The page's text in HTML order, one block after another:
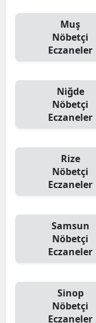
Muş
Nöbetçi
Eczaneler
Niğde
Nöbetçi
Eczaneler
Rize
Nöbetçi
Eczaneler
Samsun
Nöbetçi
Eczaneler
Sinop
Nöbetçi
Eczaneler